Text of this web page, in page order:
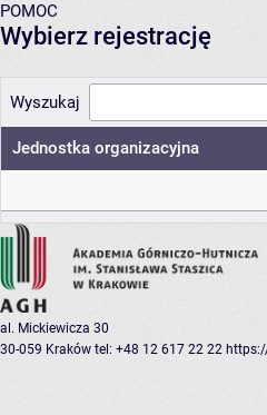
POMOC
Wybierz rejestrację
Wyszukaj
Jednostka organizacyjna
al. Mickiewicza 30
30-059 Kraków tel: +48 12 617 22 22